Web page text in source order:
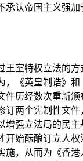
认帝国主义强
室特权立法的方
《英皇制诰》
历经数次重新
两个宪制性文
强立法局的民
始酝酿订立人
，从而为《香